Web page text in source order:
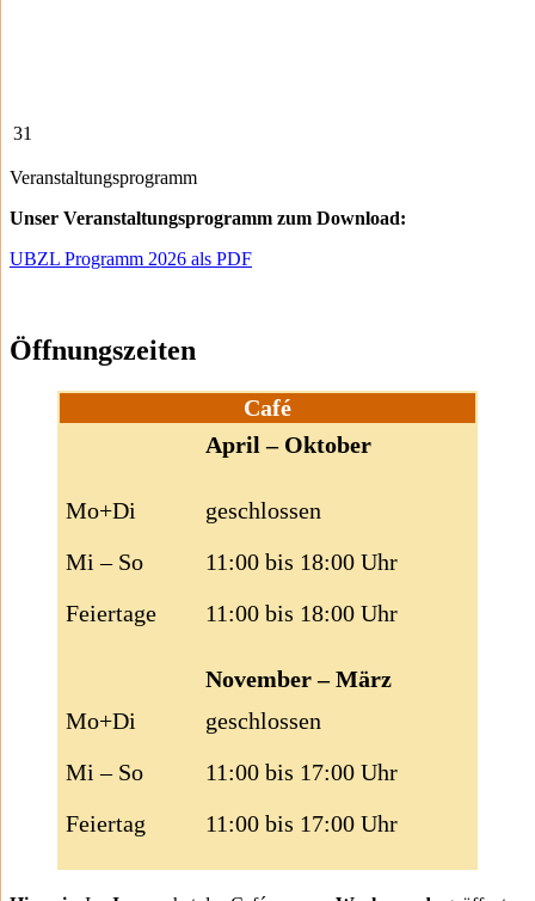
31
Veranstaltungsprogramm
Unser Veranstaltungsprogramm zum Download:
UBZL Programm 2026 als PDF
Öffnungszeiten
Café
April – Oktober
Mo+Di
Mi – So
Feiertage
geschlossen
11:00 bis 18:00 Uhr
11:00 bis 18:00 Uhr
November – März
Mo+Di
Mi – So
Feiertag
geschlossen
11:00 bis 17:00 Uhr
11:00 bis 17:00 Uhr